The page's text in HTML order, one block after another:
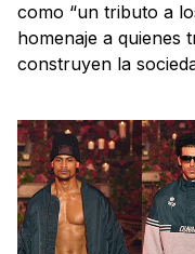
como “un tributo a
homenaje a quienes
construyen la